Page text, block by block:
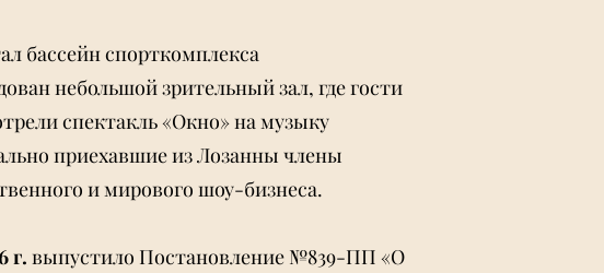
бассейн спорткомплекса
небольшой зрительный зал, где гости
спектакль «Окно» на музыку
приехавшие из Лозанны члены
и мирового шоу-бизнеса.
г. выпустило Постановление №839-ПП «О